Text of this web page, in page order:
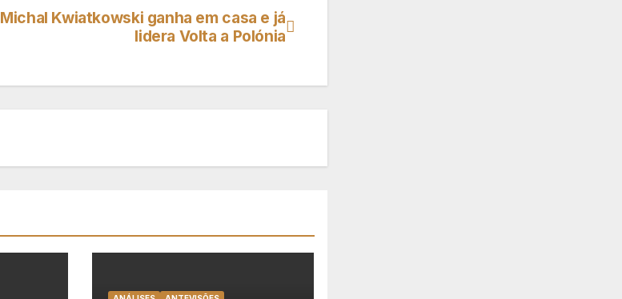
Michal Kwiatkowski ganha em casa e já
lidera Volta a Polónia